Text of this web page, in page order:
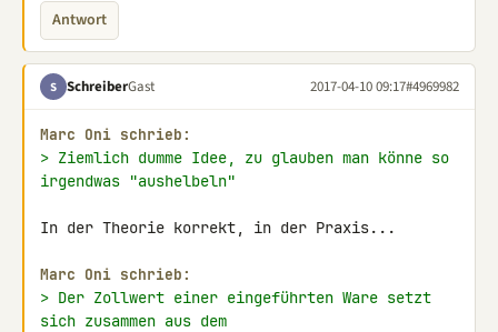
Antwort
S SchreiberGast 2017-04-10 09:17#4969982
Marc Oni schrieb:
> Ziemlich dumme Idee, zu glauben man könne so
irgendwas "aushelbeln"
In der Theorie korrekt, in der Praxis...
Marc Oni schrieb:
> Der Zollwert einer eingeführten Ware setzt
sich zusammen aus dem